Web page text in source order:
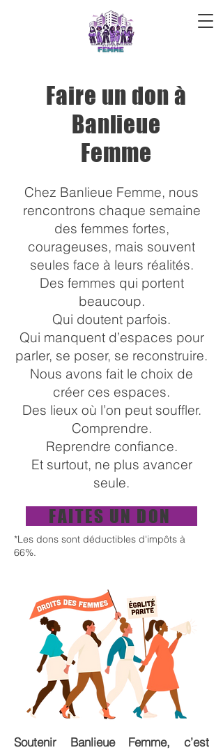
DONS
Faire un don à
Banlieue
Femme
Chez Banlieue Femme, nous
rencontrons chaque semaine
des femmes fortes,
courageuses, mais souvent
seules face à leurs réalités.
Des femmes qui portent
beaucoup.
Qui doutent parfois.
Qui manquent d’espaces pour
parler, se poser, se reconstruire.
Nous avons fait le choix de
créer ces espaces.
Des lieux où l’on peut souffler.
Comprendre.
Reprendre confiance.
Et surtout, ne plus avancer
seule.
FAITES UN DON
*Les dons sont déductibles d'impôts à
66%.
Soutenir Banlieue Femme, c’est